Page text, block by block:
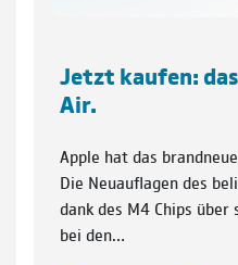
Jetzt kaufen:
Air.
Apple hat das
Die Neuauflagen des
dank des M4 Chips
bei den…